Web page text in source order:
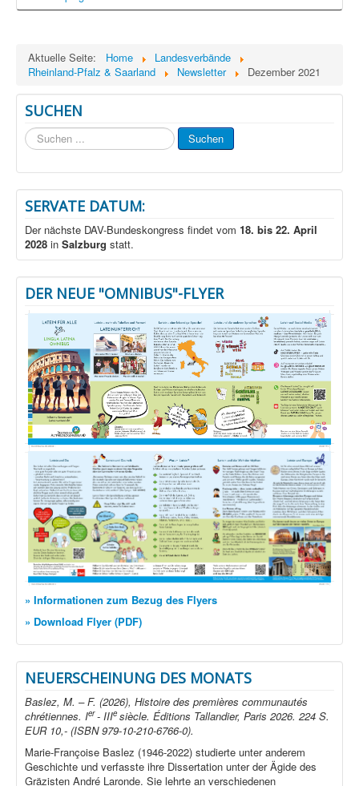
Aktuelle Seite: Home
Landesverbände
Rheinland-Pfalz & Saarland
Newsletter Dezember 2021
SUCHEN
Suchen
...
Suchen
SERVATE DATUM:
Der nächste DAV-Bundeskongress findet vom 18. bis 22. April
2028 in Salzburg statt.
DER NEUE "OMNIBUS"-FLYER
» Informationen zum Bezug des Flyers
» Download Flyer (PDF)
NEUERSCHEINUNG DES MONATS
Baslez, M. – F. (2026), Histoire des premières communautés
chrétiennes. Ier- IIIe siècle. Éditions Tallandier, Paris 2026. 224 S.
EUR 10,- (ISBN 979-10-210-6766-0).
Marie-Françoise Baslez (1946-2022) studierte unter anderem
Geschichte und verfasste ihre Dissertation unter der Ägide des
Gräzisten André Laronde. Sie lehrte an verschiedenen